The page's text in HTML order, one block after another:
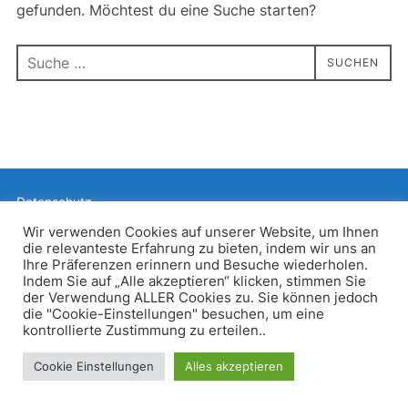
gefunden. Möchtest du eine Suche starten?
Suchen
nach:
SUCHEN
Datenschutz
Inspiro WordPress Theme von WPZOOM
Wir verwenden Cookies auf unserer Website, um Ihnen
die relevanteste Erfahrung zu bieten, indem wir uns an
Ihre Präferenzen erinnern und Besuche wiederholen.
Indem Sie auf „Alle akzeptieren“ klicken, stimmen Sie
der Verwendung ALLER Cookies zu. Sie können jedoch
die "Cookie-Einstellungen" besuchen, um eine
kontrollierte Zustimmung zu erteilen..
Cookie Einstellungen Alles akzeptieren